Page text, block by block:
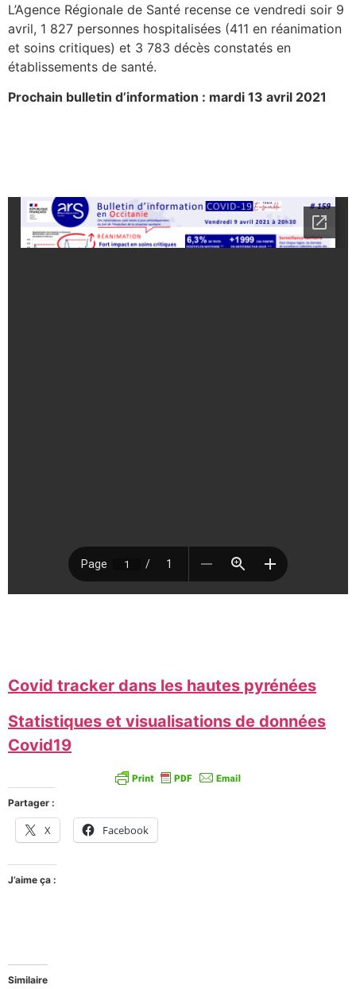
L’Agence Régionale de Santé recense ce vendredi soir 9
avril, 1 827 personnes hospitalisées (411 en réanimation
et soins critiques) et 3 783 décès constatés en
établissements de santé.
Prochain bulletin d’information : mardi 13 avril 2021
Covid tracker dans les hautes pyrénées
Statistiques et visualisations de données
Covid19
Partager :
X Facebook
J’aime ça :
Similaire